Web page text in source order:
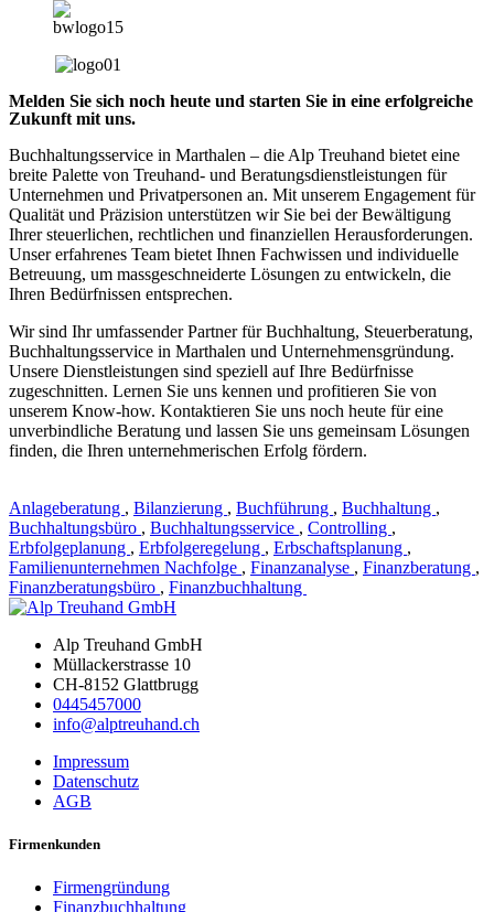
Melden Sie sich noch heute und starten Sie in eine erfolgreiche
Zukunft mit uns.
Buchhaltungsservice in Marthalen – die Alp Treuhand bietet eine
breite Palette von Treuhand- und Beratungsdienstleistungen für
Unternehmen und Privatpersonen an. Mit unserem Engagement für
Qualität und Präzision unterstützen wir Sie bei der Bewältigung
Ihrer steuerlichen, rechtlichen und finanziellen Herausforderungen.
Unser erfahrenes Team bietet Ihnen Fachwissen und individuelle
Betreuung, um massgeschneiderte Lösungen zu entwickeln, die
Ihren Bedürfnissen entsprechen.
Wir sind Ihr umfassender Partner für Buchhaltung, Steuerberatung,
Buchhaltungsservice in Marthalen und Unternehmensgründung.
Unsere Dienstleistungen sind speziell auf Ihre Bedürfnisse
zugeschnitten. Lernen Sie uns kennen und profitieren Sie von
unserem Know-how. Kontaktieren Sie uns noch heute für eine
unverbindliche Beratung und lassen Sie uns gemeinsam Lösungen
finden, die Ihren unternehmerischen Erfolg fördern.
Anlageberatung , Bilanzierung , Buchführung , Buchhaltung ,
Buchhaltungsbüro , Buchhaltungsservice , Controlling ,
Erbfolgeplanung , Erbfolgeregelung , Erbschaftsplanung ,
Familienunternehmen Nachfolge , Finanzanalyse , Finanzberatung ,
Finanzberatungsbüro , Finanzbuchhaltung
Alp Treuhand GmbH
Müllackerstrasse 10
CH-8152 Glattbrugg
0445457000
info@alptreuhand.ch
Impressum
Datenschutz
AGB
Firmenkunden
Firmengründung
Finanzbuchhaltung